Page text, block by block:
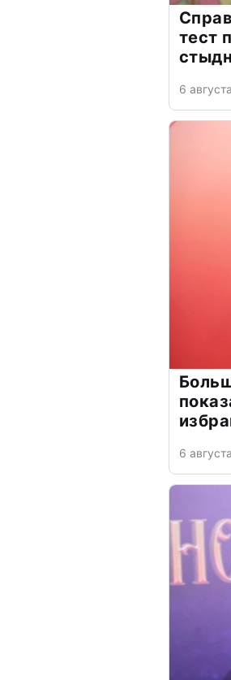
тест
6 августа
6 августа